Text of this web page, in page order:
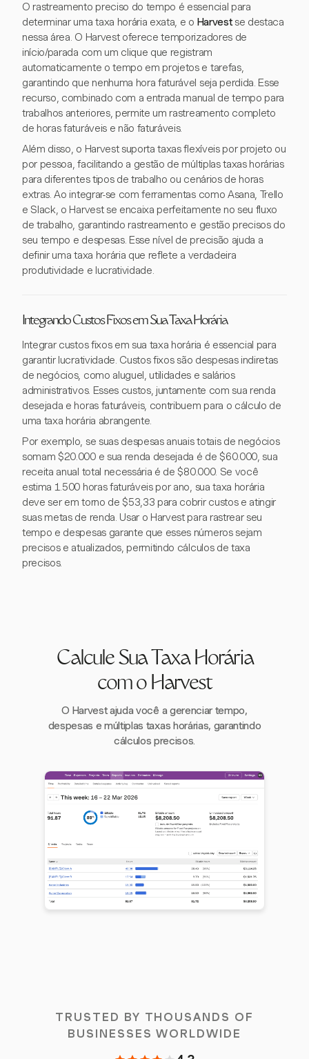
O rastreamento preciso do tempo é essencial para
determinar uma taxa horária exata, e o Harvestse destaca
nessa área. O Harvest oferece temporizadores de
início/parada com um clique que registram
automaticamente o tempo em projetos e tarefas,
garantindo que nenhuma hora faturável seja perdida. Esse
recurso, combinado com a entrada manual de tempo para
trabalhos anteriores, permite um rastreamento completo
de horas faturáveis e não faturáveis.
Além disso, o Harvest suporta taxas flexíveis por projeto ou
por pessoa, facilitando a gestão de múltiplas taxas horárias
para diferentes tipos de trabalho ou cenários de horas
extras. Ao integrar-se com ferramentas como Asana, Trello
e Slack, o Harvest se encaixa perfeitamente no seu fluxo
de trabalho, garantindo rastreamento e gestão precisos do
seu tempo e despesas. Esse nível de precisão ajuda a
definir uma taxa horária que reflete a verdadeira
produtividade e lucratividade.
Integrando Custos Fixos em Sua Taxa Horária
Integrar custos fixos em sua taxa horária é essencial para
garantir lucratividade. Custos fixos são despesas indiretas
de negócios, como aluguel, utilidades e salários
administrativos. Esses custos, juntamente com sua renda
desejada e horas faturáveis, contribuem para o cálculo de
uma taxa horária abrangente.
Por exemplo, se suas despesas anuais totais de negócios
somam $20.000 e sua renda desejada é de $60.000, sua
receita anual total necessária é de $80.000. Se você
estima 1.500 horas faturáveis por ano, sua taxa horária
deve ser em torno de $53,33 para cobrir custos e atingir
suas metas de renda. Usar o Harvest para rastrear seu
tempo e despesas garante que esses números sejam
precisos e atualizados, permitindo cálculos de taxa
precisos.
Calcule Sua Taxa Horária
com o Harvest
O Harvest ajuda você a gerenciar tempo,
despesas e múltiplas taxas horárias, garantindo
cálculos precisos.
TRUSTED BY THOUSANDS OF
BUSINESSES WORLDWIDE